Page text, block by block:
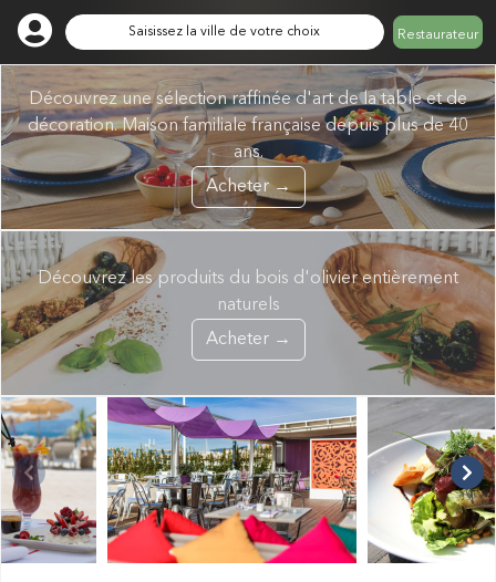
Saisissez la ville de votre choix Restaurateur
Découvrez une sélection raffinée d'art de la table et de
décoration. Maison familiale française depuis plus de 40
ans.
Acheter →
Découvrez les produits du bois d'olivier entièrement
naturels
Acheter →